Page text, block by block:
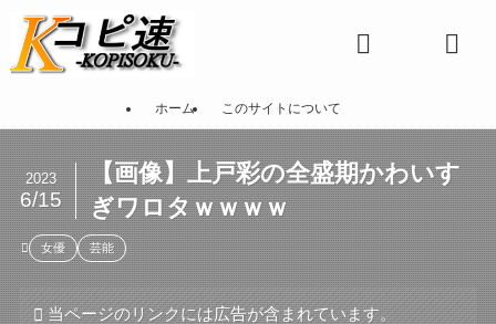
ホーム このサイトについて
【画像】上戸彩の全盛期かわいす
ぎワロタｗｗｗｗ
2023
6/15
女優 芸能
当ページのリンクには広告が含まれています。